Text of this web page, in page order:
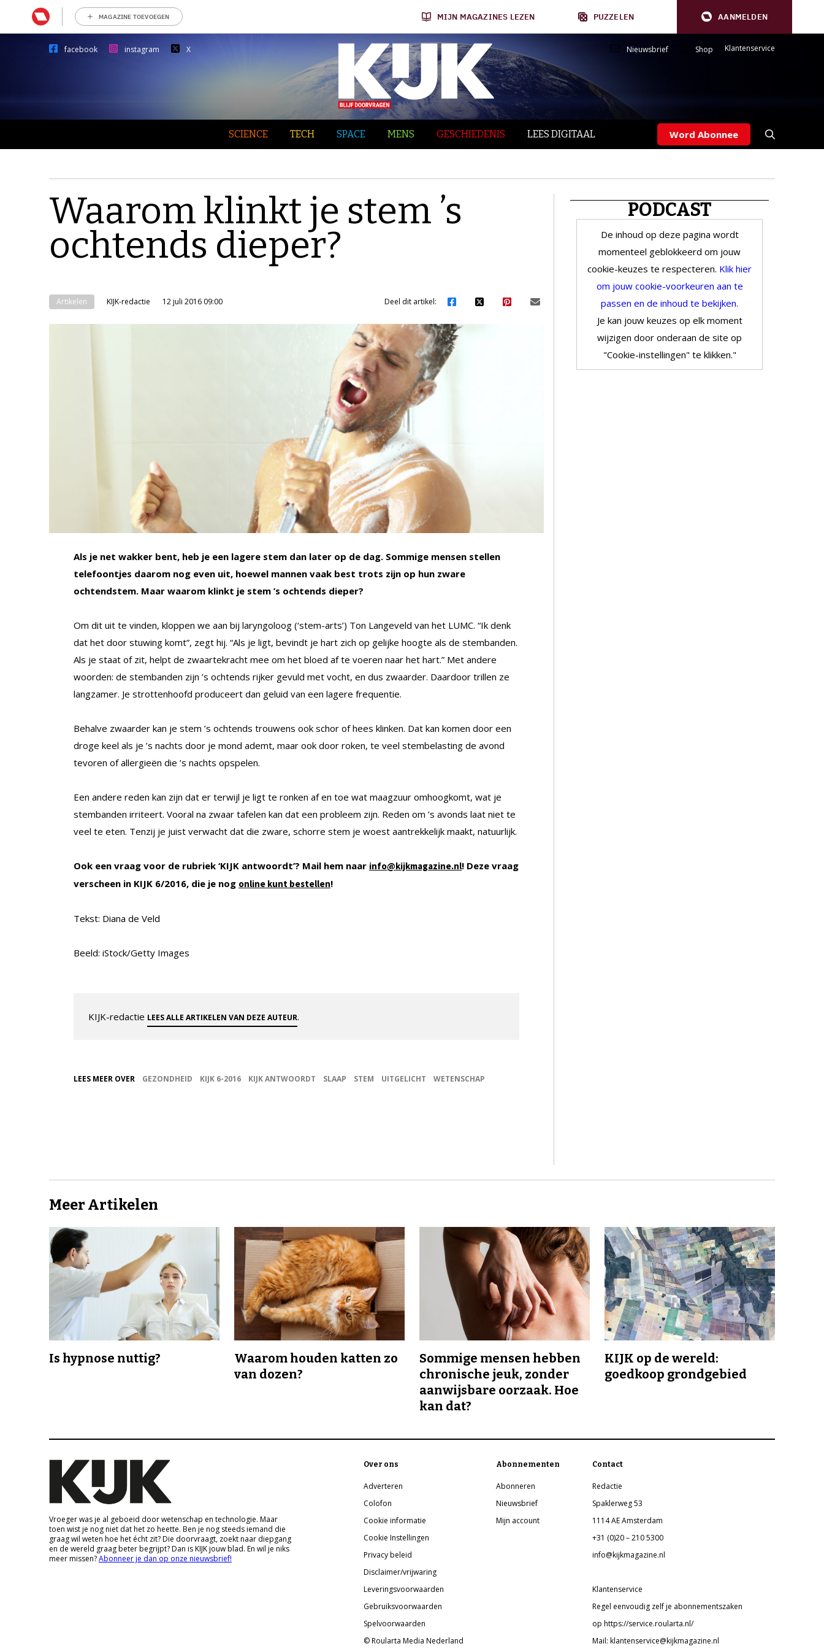
MAGAZINE TOEVOEGEN MIJN MAGAZINES LEZEN PUZZELEN AANMELDEN
facebook instagram X Nieuwsbrief Shop Klantenservice
SCIENCE TECH SPACE MENS GESCHIEDENIS LEES DIGITAAL Word Abonnee
Waarom klinkt je stem ’s
ochtends dieper?
Artikelen KIJK-redactie 12 juli 2016 09:00 Deel dit artikel:
Als je net wakker bent, heb je een lagere stem dan later op de dag. Sommige mensen stellen
telefoontjes daarom nog even uit, hoewel mannen vaak best trots zijn op hun zware
ochtendstem. Maar waarom klinkt je stem ’s ochtends dieper?
Om dit uit te vinden, kloppen we aan bij laryngoloog (‘stem-arts’) Ton Langeveld van het LUMC. “Ik denk
dat het door stuwing komt”, zegt hij. “Als je ligt, bevindt je hart zich op gelijke hoogte als de stembanden.
Als je staat of zit, helpt de zwaartekracht mee om het bloed af te voeren naar het hart.” Met andere
woorden: de stembanden zijn ’s ochtends rijker gevuld met vocht, en dus zwaarder. Daardoor trillen ze
langzamer. Je strottenhoofd produceert dan geluid van een lagere frequentie.
Behalve zwaarder kan je stem ’s ochtends trouwens ook schor of hees klinken. Dat kan komen door een
droge keel als je ’s nachts door je mond ademt, maar ook door roken, te veel stembelasting de avond
tevoren of allergieën die ’s nachts opspelen.
Een andere reden kan zijn dat er terwijl je ligt te ronken af en toe wat maagzuur omhoogkomt, wat je
stembanden irriteert. Vooral na zwaar tafelen kan dat een probleem zijn. Reden om ’s avonds laat niet te
veel te eten. Tenzij je juist verwacht dat die zware, schorre stem je woest aantrekkelijk maakt, natuurlijk.
Ook een vraag voor de rubriek ‘KIJK antwoordt’? Mail hem naar info@kijkmagazine.nl! Deze vraag
verscheen in KIJK 6/2016, die je nog online kunt bestellen!
Tekst: Diana de Veld
Beeld: iStock/Getty Images
KIJK-redactie LEES ALLE ARTIKELEN VAN DEZE AUTEUR.
LEES MEER OVER GEZONDHEID KIJK 6-2016 KIJK ANTWOORDT SLAAP STEM UITGELICHT WETENSCHAP
PODCAST
De inhoud op deze pagina wordt
momenteel geblokkeerd om jouw
cookie-keuzes te respecteren. Klik hier
om jouw cookie-voorkeuren aan te
passen en de inhoud te bekijken.
Je kan jouw keuzes op elk moment
wijzigen door onderaan de site op
"Cookie-instellingen" te klikken."
Meer Artikelen
Is hypnose nuttig?
Waarom houden katten zo
van dozen?
Sommige mensen hebben
chronische jeuk, zonder
aanwijsbare oorzaak. Hoe
kan dat?
KIJK op de wereld:
goedkoop grondgebied
Vroeger was je al geboeid door wetenschap en technologie. Maar
toen wist je nog niet dat het zo heette. Ben je nog steeds iemand die
graag wil weten hoe het écht zit? Die doorvraagt, zoekt naar diepgang
en de wereld graag beter begrijpt? Dan is KIJK jouw blad. En wil je niks
meer missen?Abonneer je dan op onze nieuwsbrief!
Over ons
Adverteren
Colofon
Cookie informatie
Cookie Instellingen
Privacy beleid
Disclaimer/vrijwaring
Leveringsvoorwaarden
Gebruiksvoorwaarden
Spelvoorwaarden
© Roularta Media Nederland
Abonnementen
Abonneren
Nieuwsbrief
Mijn account
Contact
Redactie
Spaklerweg 53
1114 AE Amsterdam
+31 (0)20 – 210 5300
info@kijkmagazine.nl
Klantenservice
Regel eenvoudig zelf je abonnementszaken
op https://service.roularta.nl/
Mail: klantenservice@kijkmagazine.nl